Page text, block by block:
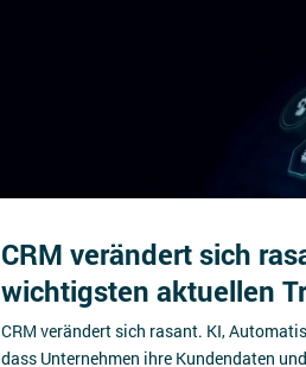
CRM verändert sich
wichtigsten aktuellen
CRM verändert sich rasant. KI,
dass Unternehmen ihre Kundendaten